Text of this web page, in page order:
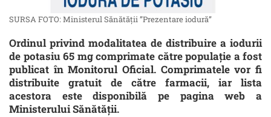
SURSA FOTO: Ministerul Sănătății ”Prezentare iodură”
Ordinul privind modalitatea de distribuire a iodurii
de potasiu 65 mg comprimate către populație a fost
publicat în Monitorul Oficial. Comprimatele vor fi
distribuite gratuit de către farmacii, iar lista
acestora este disponibilă pe pagina web a
Ministerului Sănătății.